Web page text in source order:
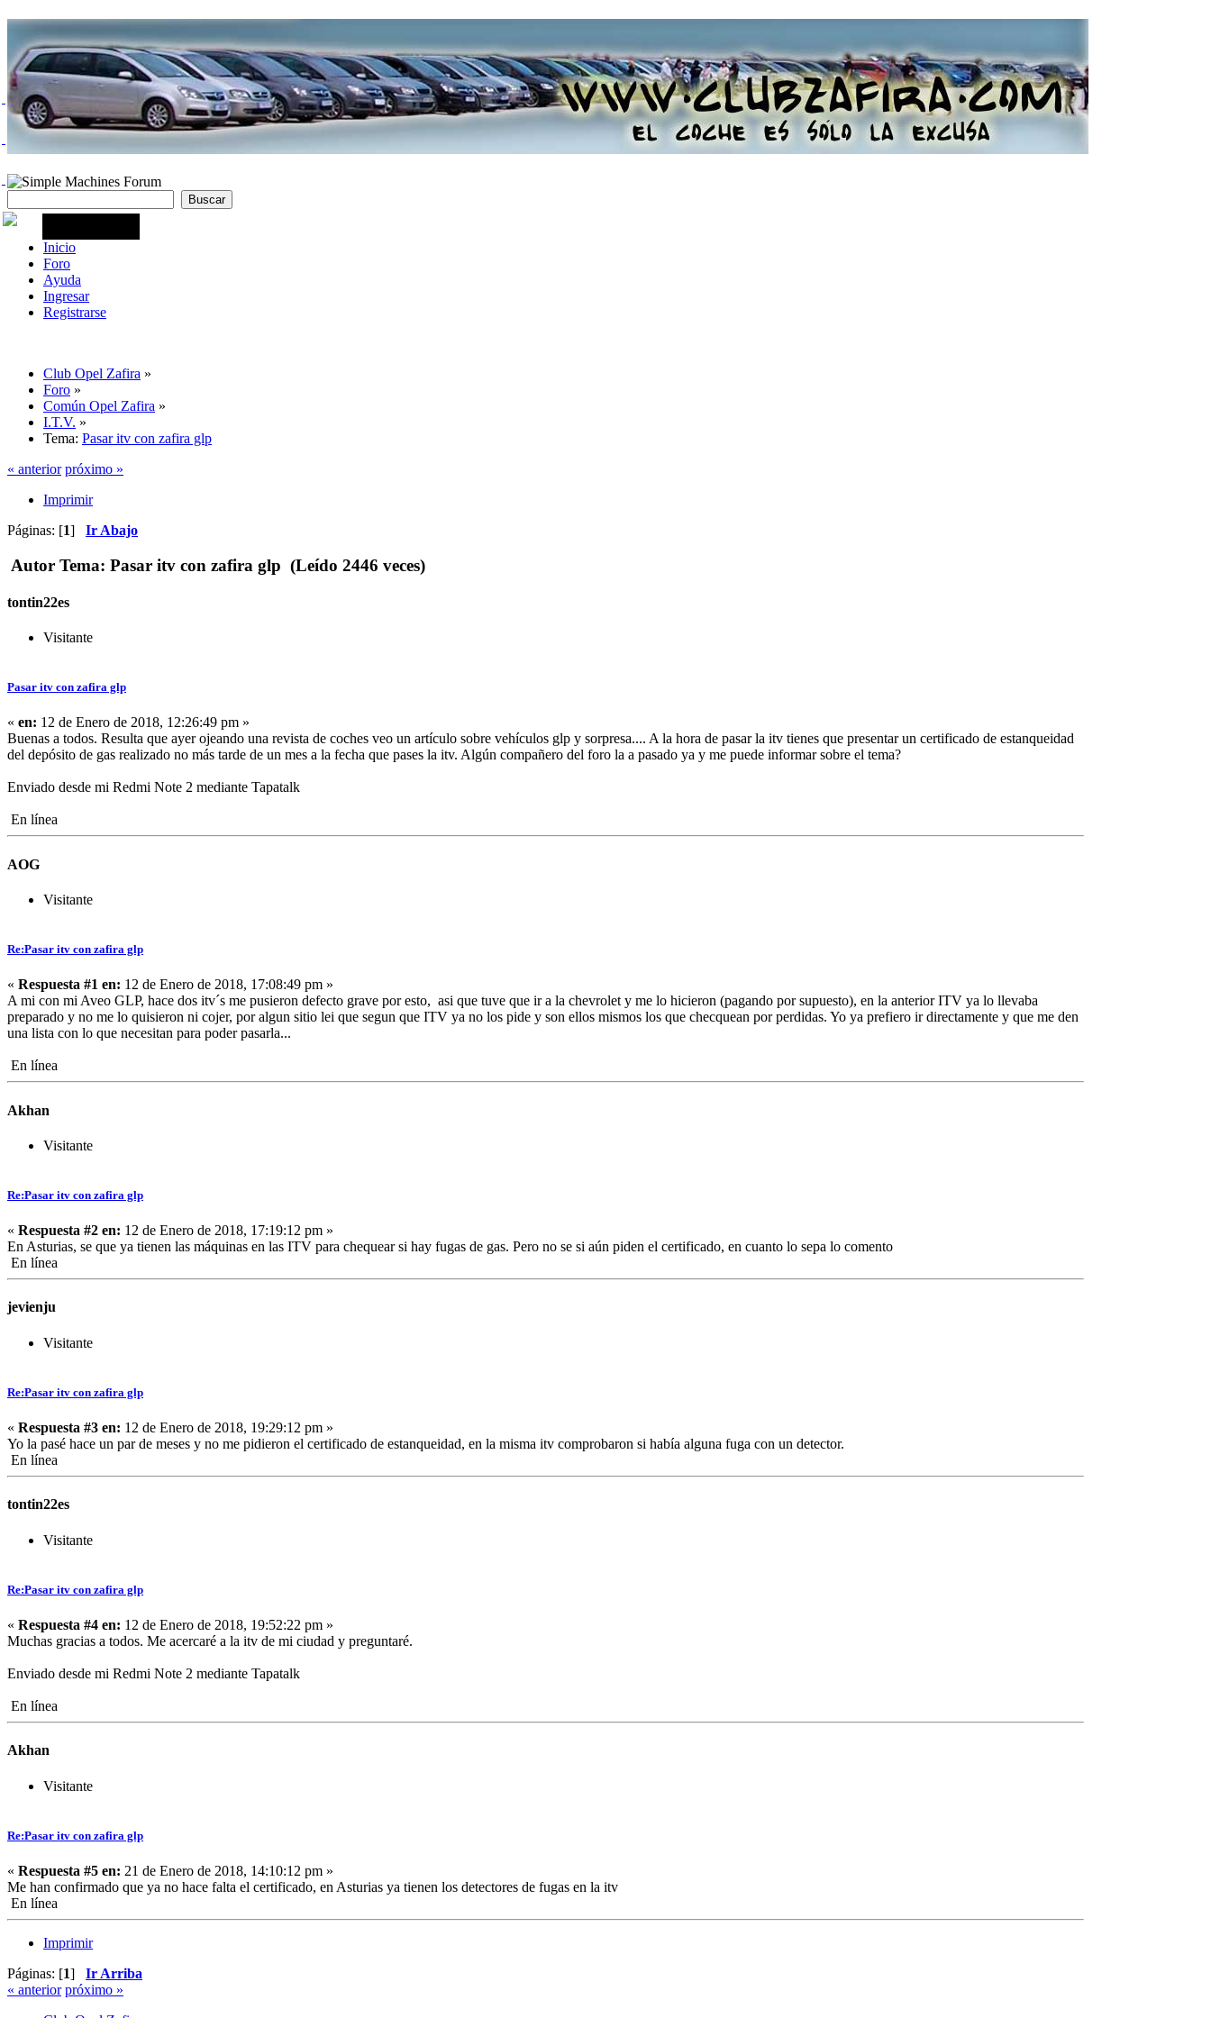
Inicio
Foro
Ayuda
Ingresar
Registrarse
Club Opel Zafira »
Foro »
Común Opel Zafira »
I.T.V. »
Tema: Pasar itv con zafira glp
« anterior próximo »
Imprimir
Páginas: [1] Ir Abajo
Autor Tema: Pasar itv con zafira glp (Leído 2446 veces)
tontin22es
Visitante
Pasar itv con zafira glp
« en: 12 de Enero de 2018, 12:26:49 pm »
Buenas a todos. Resulta que ayer ojeando una revista de coches veo un artículo sobre vehículos glp y sorpresa.... A la hora de pasar la itv tienes que presentar un certificado de estanqueidad
del depósito de gas realizado no más tarde de un mes a la fecha que pases la itv. Algún compañero del foro la a pasado ya y me puede informar sobre el tema?
Enviado desde mi Redmi Note 2 mediante Tapatalk
En línea
AOG
Visitante
Re:Pasar itv con zafira glp
« Respuesta #1 en: 12 de Enero de 2018, 17:08:49 pm »
A mi con mi Aveo GLP, hace dos itv´s me pusieron defecto grave por esto, asi que tuve que ir a la chevrolet y me lo hicieron (pagando por supuesto), en la anterior ITV ya lo llevaba
preparado y no me lo quisieron ni cojer, por algun sitio lei que segun que ITV ya no los pide y son ellos mismos los que checquean por perdidas. Yo ya prefiero ir directamente y que me den
una lista con lo que necesitan para poder pasarla...
En línea
Akhan
Visitante
Re:Pasar itv con zafira glp
« Respuesta #2 en: 12 de Enero de 2018, 17:19:12 pm »
En Asturias, se que ya tienen las máquinas en las ITV para chequear si hay fugas de gas. Pero no se si aún piden el certificado, en cuanto lo sepa lo comento
En línea
jevienju
Visitante
Re:Pasar itv con zafira glp
« Respuesta #3 en: 12 de Enero de 2018, 19:29:12 pm »
Yo la pasé hace un par de meses y no me pidieron el certificado de estanqueidad, en la misma itv comprobaron si había alguna fuga con un detector.
En línea
tontin22es
Visitante
Re:Pasar itv con zafira glp
« Respuesta #4 en: 12 de Enero de 2018, 19:52:22 pm »
Muchas gracias a todos. Me acercaré a la itv de mi ciudad y preguntaré.
Enviado desde mi Redmi Note 2 mediante Tapatalk
En línea
Akhan
Visitante
Re:Pasar itv con zafira glp
« Respuesta #5 en: 21 de Enero de 2018, 14:10:12 pm »
Me han confirmado que ya no hace falta el certificado, en Asturias ya tienen los detectores de fugas en la itv
En línea
Imprimir
Páginas: [1] Ir Arriba
« anterior próximo »